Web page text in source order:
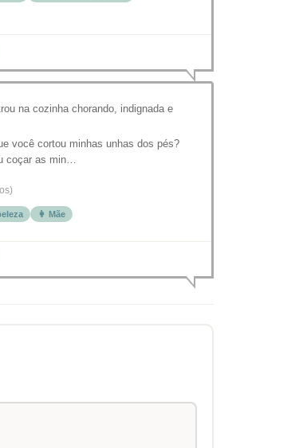
na cozinha chorando, indignada e
você cortou minhas unhas dos pés?
coçar as min…
👩 Mãe